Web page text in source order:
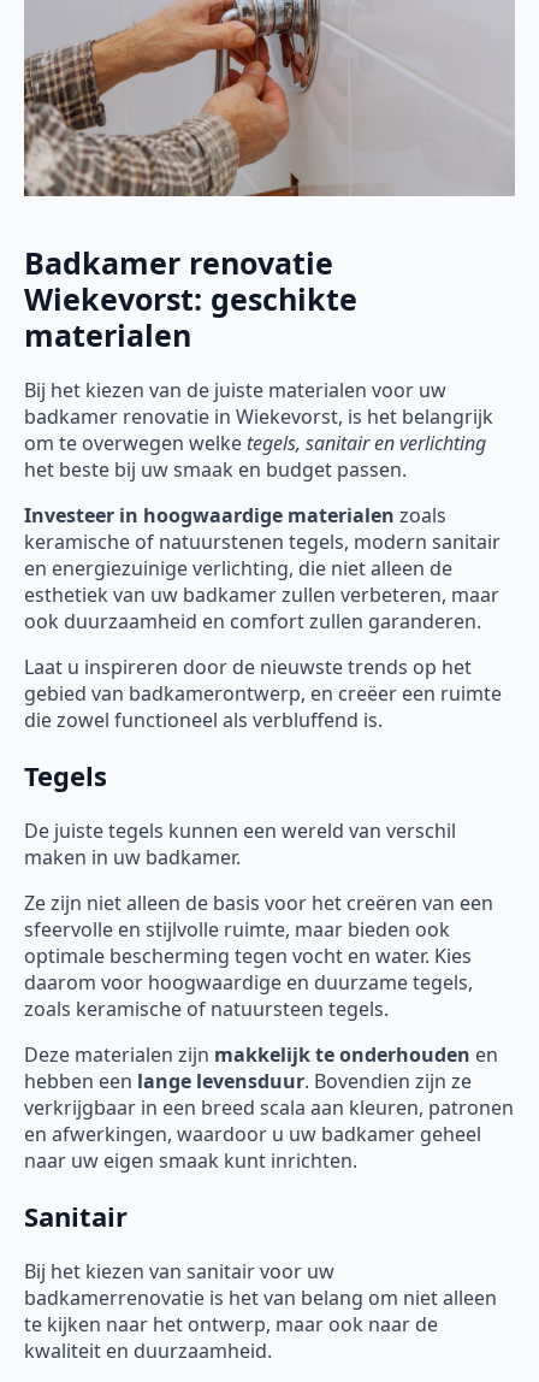
Badkamer renovatie
Wiekevorst: geschikte
materialen
Bij het kiezen van de juiste materialen voor uw
badkamer renovatie in Wiekevorst, is het belangrijk
om te overwegen welke tegels, sanitair en verlichting
het beste bij uw smaak en budget passen.
Investeer in hoogwaardige materialen zoals
keramische of natuurstenen tegels, modern sanitair
en energiezuinige verlichting, die niet alleen de
esthetiek van uw badkamer zullen verbeteren, maar
ook duurzaamheid en comfort zullen garanderen.
Laat u inspireren door de nieuwste trends op het
gebied van badkamerontwerp, en creëer een ruimte
die zowel functioneel als verbluffend is.
Tegels
De juiste tegels kunnen een wereld van verschil
maken in uw badkamer.
Ze zijn niet alleen de basis voor het creëren van een
sfeervolle en stijlvolle ruimte, maar bieden ook
optimale bescherming tegen vocht en water. Kies
daarom voor hoogwaardige en duurzame tegels,
zoals keramische of natuursteen tegels.
Deze materialen zijn makkelijk te onderhouden en
hebben een lange levensduur. Bovendien zijn ze
verkrijgbaar in een breed scala aan kleuren, patronen
en afwerkingen, waardoor u uw badkamer geheel
naar uw eigen smaak kunt inrichten.
Sanitair
Bij het kiezen van sanitair voor uw
badkamerrenovatie is het van belang om niet alleen
te kijken naar het ontwerp, maar ook naar de
kwaliteit en duurzaamheid.